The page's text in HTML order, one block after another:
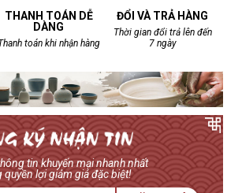
THANH TOÁN DỄ
DÀNG
toán khi nhận hàng
ĐỔI VÀ TRẢ HÀNG
Thời gian đổi trả lên đến
7 ngày
tin khuyến mại nhanh nhất
quyền lợi giảm giá đặc biệt!